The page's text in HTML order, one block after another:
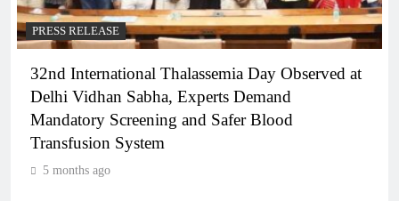
PRESS RELEASE
32nd International Thalassemia Day Observed at
Delhi Vidhan Sabha, Experts Demand
Mandatory Screening and Safer Blood
Transfusion System
5 months ago